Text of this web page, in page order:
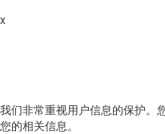
x
我们非常重视用户信息的保护。
您的相关信息。